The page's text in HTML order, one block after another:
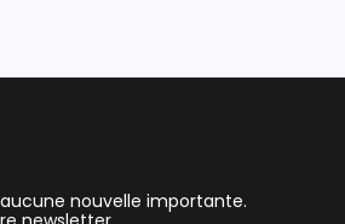
nouvelle importante.